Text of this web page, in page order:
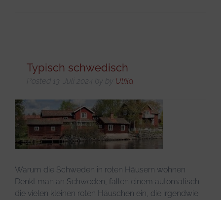
Typisch schwedisch
Posted 13. Juli 2024 by by Ulfila
Warum die Schweden in roten Häusern wohnen
Denkt man an Schweden, fallen einem automatisch
die vielen kleinen roten Häuschen ein, die irgendwie